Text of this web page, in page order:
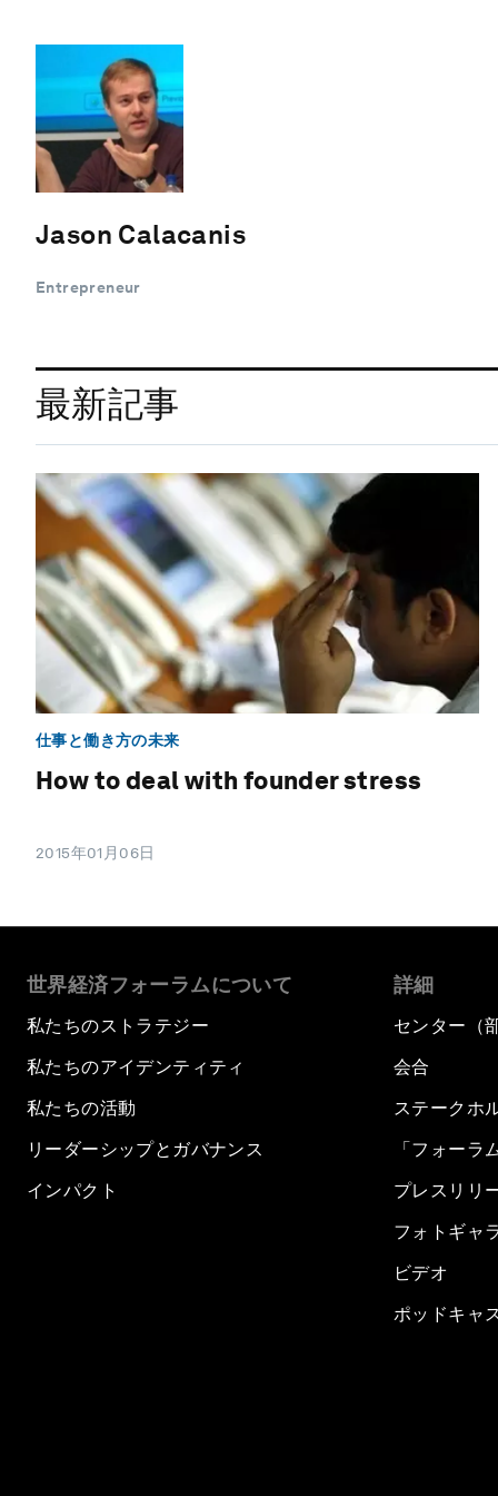
Jason Calacanis
Entrepreneur
最新記事
仕事と働き方の未来
How to deal with founder stress
2015年01月06日
世界経済フォーラムについて
私たちのストラテジー
私たちのアイデンティティ
私たちの活動
リーダーシップとガバナンス
インパクト
詳細
センター（
会合
ステークホ
「フォーラ
プレスリリ
フォトギャ
ビデオ
ポッドキャ